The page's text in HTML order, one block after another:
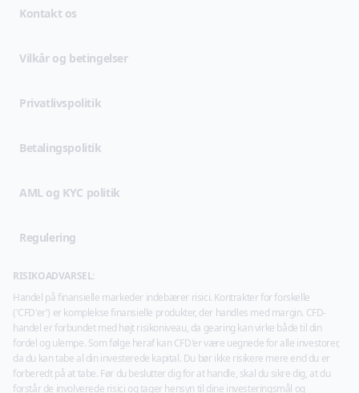
Kontakt os
Vilkår og betingelser(opens in new tab)
Privatlivspolitik(opens in new tab)
Betalingspolitik
AML og KYC politik
Regulering
RISIKOADVARSEL:
Handel på finansielle markeder indebærer risici. Kontrakter for forskelle
('CFD'er') er komplekse finansielle produkter, der handles med margin. CFD-
handel er forbundet med højt risikoniveau, da gearing kan virke både til din
fordel og ulempe. Som følge heraf kan CFD'er være uegnede for alle investorer,
da du kan tabe al din investerede kapital. Du bør ikke risikere mere end du er
forberedt på at tabe. Før du beslutter dig for at handle, skal du sikre dig, at du
forstår de involverede risici og tager hensyn til dine investeringsmål og